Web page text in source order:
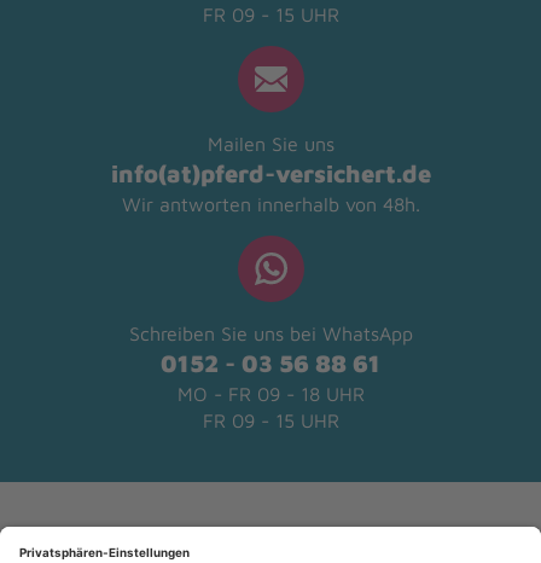
FR 09 - 15 UHR
Mailen Sie uns
info(at)pferd-versichert.de
Wir antworten innerhalb von 48h.
Schreiben Sie uns bei WhatsApp
0152 - 03 56 88 61
MO - FR 09 - 18 UHR
FR 09 - 15 UHR
pferd-versichert.de
SEHR GUT